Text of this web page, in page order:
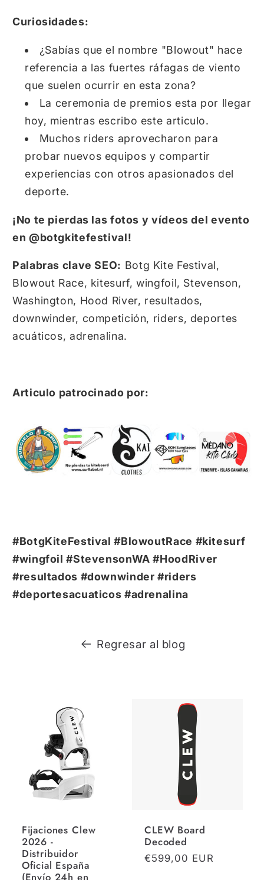
Curiosidades:
¿Sabías que el nombre "Blowout" hace
referencia a las fuertes ráfagas de viento
que suelen ocurrir en esta zona?
La ceremonia de premios esta por llegar
hoy, mientras escribo este articulo.
Muchos riders aprovecharon para
probar nuevos equipos y compartir
experiencias con otros apasionados del
deporte.
¡No te pierdas las fotos y vídeos del evento
en @botgkitefestival!
Palabras clave SEO: Botg Kite Festival,
Blowout Race, kitesurf, wingfoil, Stevenson,
Washington, Hood River, resultados,
downwinder, competición, riders, deportes
acuáticos, adrenalina.
Articulo patrocinado por:
#BotgKiteFestival #BlowoutRace #kitesurf
#wingfoil #StevensonWA #HoodRiver
#resultados #downwinder #riders
#deportesacuaticos #adrenalina
Regresar al blog
Fijaciones Clew
2026 -
Distribuidor
Oficial España
CLEW Board
Decoded
Precio
€599,00 EUR